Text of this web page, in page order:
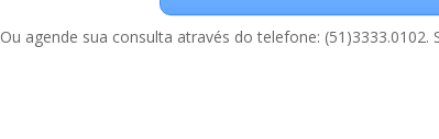
Ou agende sua consulta através do telefone: (51)3333.0102.